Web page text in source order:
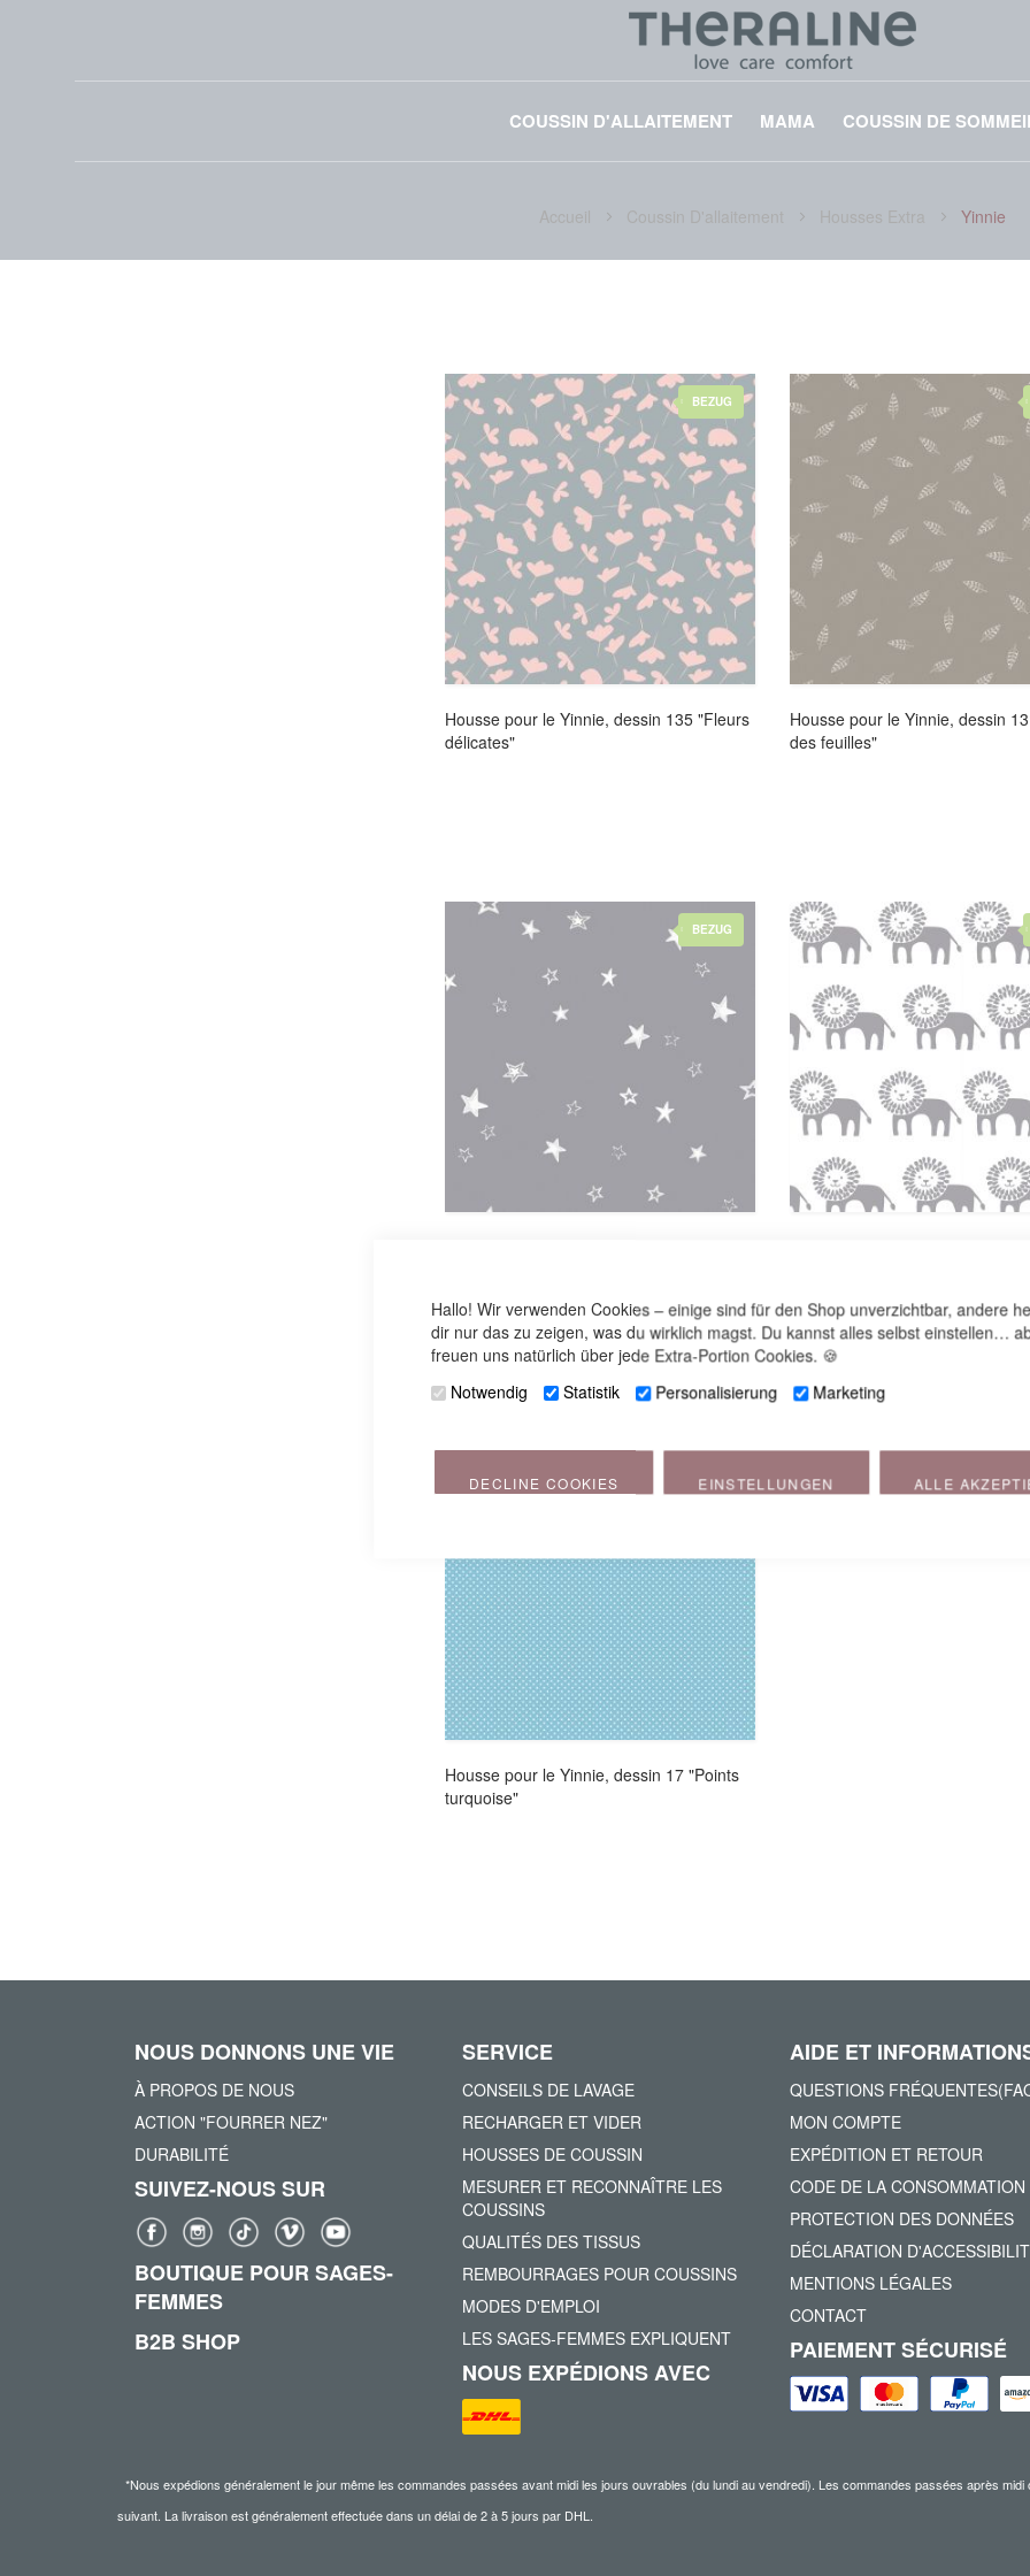
Hallo! Wir verwenden Cookies – einige sind für den Shop unverzichtbar, andere
dir nur das zu zeigen, was du wirklich magst. Du kannst alles selbst einstellen…
freuen uns natürlich über jede Extra-Portion Cookies. 🍪
Notwendig
Statistik Personalisierung Marketing
ALLE
EINSTELLUNGEN
DECLINE COOKIES
COUSSIN D'ALLAITEMENT MAMA COUSSIN DE
Accueil Coussin D'allaitement Housses Extra Yinnie
BEZUG
Housse pour le Yinnie, dessin 135 "Fleurs
délicates"
Housse pour le Yinnie, dessin
des feuilles"
BEZUG
Housse pour le Yinnie, dessin 17 "Points
turquoise"
NOUS DONNONS UNE VIE
À PROPOS DE NOUS
ACTION "FOURRER NEZ"
DURABILITÉ
SUIVEZ-NOUS SUR
BOUTIQUE POUR SAGES-
FEMMES
B2B SHOP
SERVICE
CONSEILS DE LAVAGE
RECHARGER ET VIDER
HOUSSES DE COUSSIN
MESURER ET RECONNAÎTRE LES
COUSSINS
QUALITÉS DES TISSUS
REMBOURRAGES POUR COUSSINS
MODES D'EMPLOI
LES SAGES-FEMMES EXPLIQUENT
NOUS EXPÉDIONS AVEC
AIDE ET
QUESTIONS
MON COMPTE
EXPÉDITION ET RETOUR
CODE DE LA CONSOMMATION
PROTECTION DES DONNÉES
DÉCLARATION
MENTIONS LÉGALES
CONTACT
PAIEMENT SÉCURISÉ
*Nous expédions généralement le jour même les commandes passées avant midi les jours ouvrables (du lundi au vendredi). Les commandes passées après
suivant. La livraison est généralement effectuée dans un délai de 2 à 5 jours par DHL.